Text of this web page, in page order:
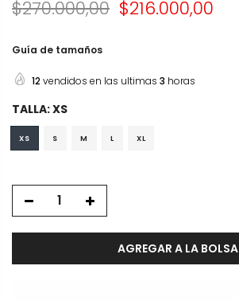
$270.000,00 $216.000,00
Guía de tamaños
12vendidos en las ultimas 3 horas
TALLA:XS
XS S M L XL
AGREGAR A LA BOLSA